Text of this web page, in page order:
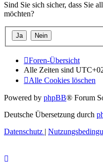
Sind Sie sich sicher, dass Sie
möchten?
Foren-Übersicht
Alle Zeiten sind
Alle Cookies löschen
Powered by phpBB® Forum
Deutsche Übersetzung durch
Datenschutz |